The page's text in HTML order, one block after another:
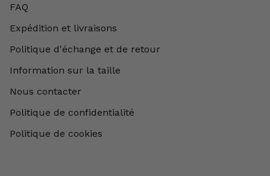
FAQ
Expédition et livraisons
Politique d'échange et de retour
Information sur la taille
Nous contacter
Politique de confidentialité
Politique de cookies